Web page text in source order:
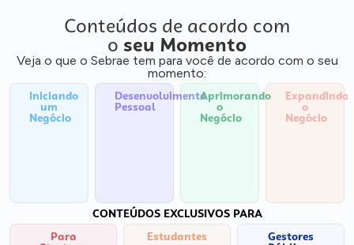
Conteúdos de acordo com
o seu Momento
Veja o que o Sebrae tem para você de acordo com o seu
momento:
Iniciando
um
Negócio
Desenvolvimento
Pessoal
Aprimorando
o
Negócio
Expandindo
o
Negócio
CONTEÚDOS EXCLUSIVOS PARA
Para
Estudantes Gestores